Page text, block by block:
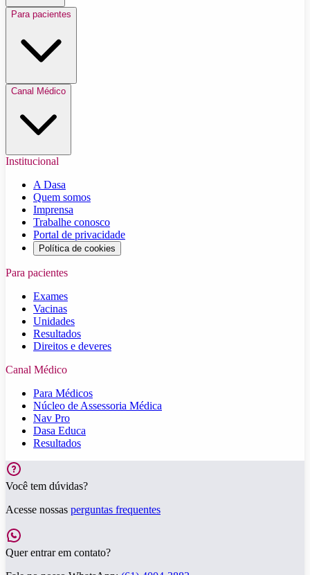
Para pacientes
Canal Médico
Institucional
A Dasa
Quem somos
Imprensa
Trabalhe conosco
Portal de privacidade
Política de cookies
Para pacientes
Exames
Vacinas
Unidades
Resultados
Direitos e deveres
Canal Médico
Para Médicos
Núcleo de Assessoria Médica
Nav Pro
Dasa Educa
Resultados
Você tem dúvidas?
Acesse nossas perguntas frequentes
Quer entrar em contato?